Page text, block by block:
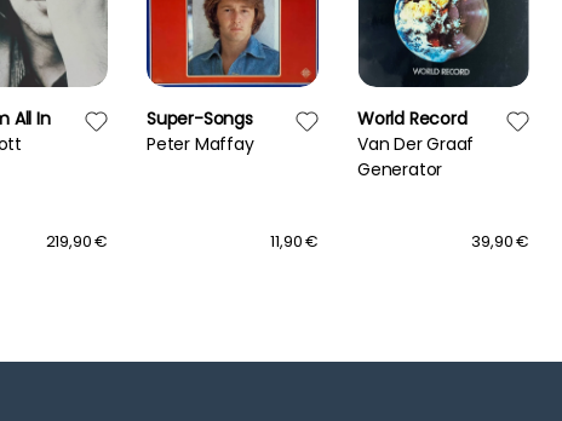
All In
219,90 €
Super-Songs
Peter Maffay
11,90 €
World Record
Van Der Graaf
Generator
39,90 €